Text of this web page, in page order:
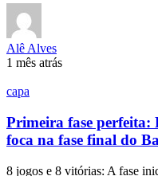
Alê Alves
1 mês atrás
capa
Primeira fase perfeita:
foca na fase final do
8 jogos e 8 vitórias: A fase